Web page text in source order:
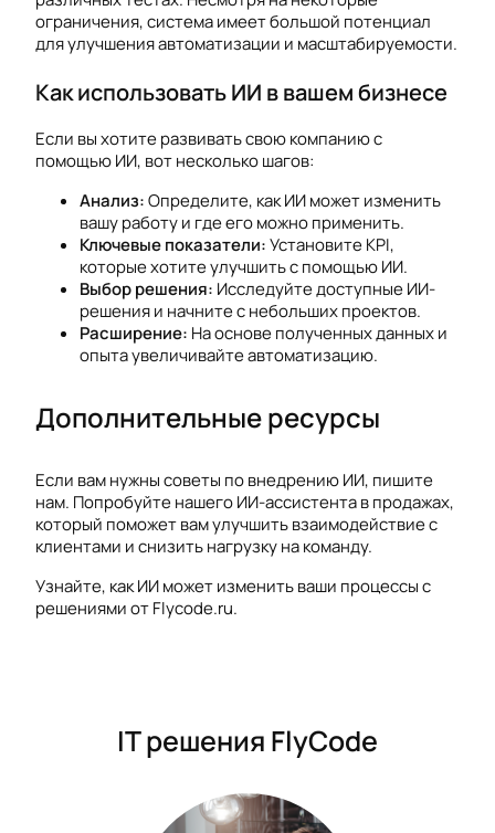
ограничения, система имеет большой потенциал
для улучшения автоматизации и масштабируемости.
Как использовать ИИ в вашем бизнесе
Если вы хотите развивать свою компанию с
помощью ИИ, вот несколько шагов:
Анализ:Определите, как ИИ может изменить
вашу работу и где его можно применить.
Ключевые показатели:Установите KPI,
которые хотите улучшить с помощью ИИ.
Выбор решения: Исследуйте доступные ИИ-
решения и начните с небольших проектов.
Расширение: На основе полученных данных и
опыта увеличивайте автоматизацию.
Дополнительные ресурсы
Если вам нужны советы по внедрению ИИ, пишите
нам. Попробуйте нашего ИИ-ассистента в продажах,
который поможет вам улучшить взаимодействие с
клиентами и снизить нагрузку на команду.
Узнайте, как ИИ может изменить ваши процессы с
решениями от Flycode.ru.
IT решения FlyCode